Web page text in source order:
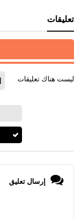
تعليقات
ليست هناك تعليقات
إرسال تعليق